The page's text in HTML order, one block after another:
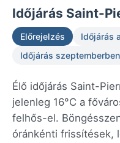
Időjárás Saint-
Előrejelzés
Időjárás
Időjárás szeptemberben
Élő időjárás Saint-
jelenleg 16°C a
felhős-el.
óránkénti frissítések,